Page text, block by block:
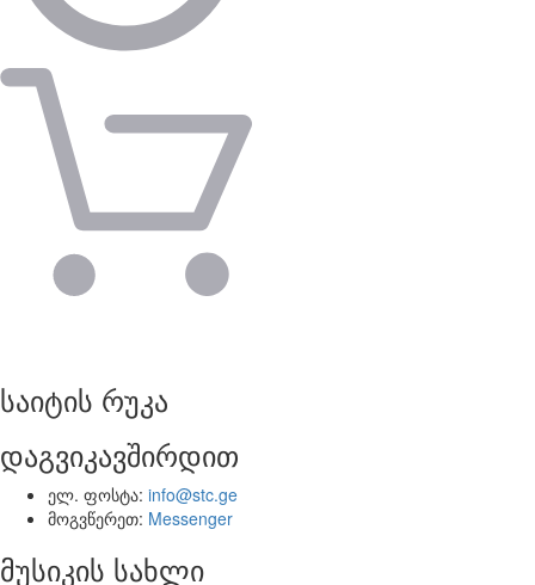
საიტის რუკა
დაგვიკავშირდით
ელ. ფოსტა: info@stc.ge
მოგვწერეთ: Messenger
მუსიკის სახლი